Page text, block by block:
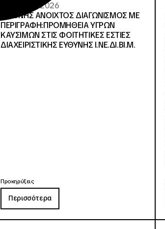
29 · 07 · 2026
ΔΙΕΘΝΗΣ ΑΝΟΙΧΤΟΣ ΔΙΑΓΩΝΙΣΜΟΣ ΜΕ
ΠΕΡΙΓΡΑΦΗ:ΠΡΟΜΗΘΕΙΑ ΥΓΡΩΝ
ΚΑΥΣΙΜΩΝ ΣΤΙΣ ΦΟΙΤΗΤΙΚΕΣ ΕΣΤΙΕΣ
ΔΙΑΧΕΙΡΙΣΤΙΚΗΣ ΕΥΘΥΝΗΣ Ι.ΝΕ.ΔΙ.ΒΙ.Μ.
Προκηρύξεις
Περισσότερα